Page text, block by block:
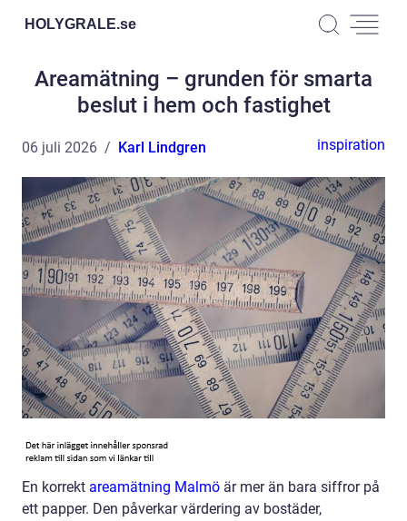
HOLYGRALE.se
Areamätning – grunden för smarta
beslut i hem och fastighet
06 juli 2026 Karl Lindgren inspiration
En korrekt areamätning Malmö är mer än bara siffror på
ett papper. Den påverkar värdering av bostäder,